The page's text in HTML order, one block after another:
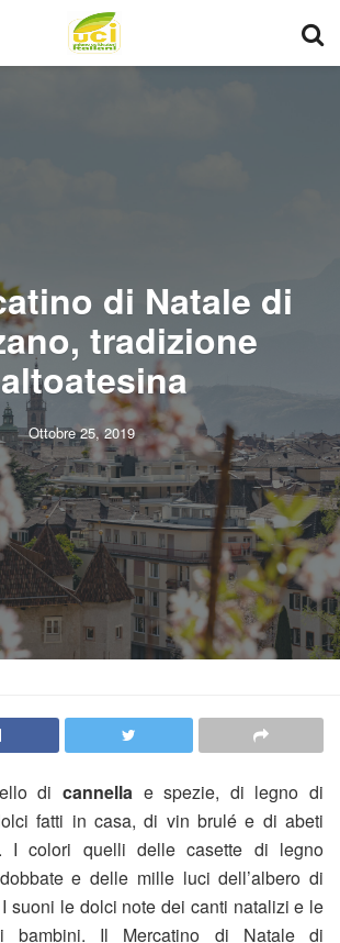
di Natale di
tradizione
altoatesina
Ottobre 25, 2019
di cannella e spezie, di legno di
fatti in casa, di vin brulé e di abeti
I colori quelli delle casette di legno
e delle mille luci dell’albero di
suoni le dolci note dei canti natalizi e le
bambini. Il Mercatino di Natale di